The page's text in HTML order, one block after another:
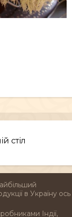
стіл
в Україну ось
Індії,